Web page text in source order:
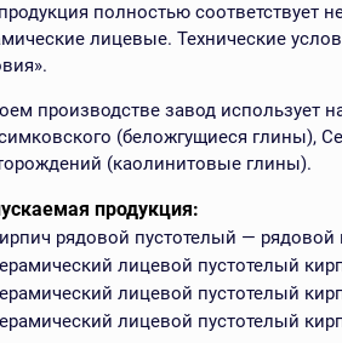
полностью
лицевые. Технические
производстве завод использует
(беложгущиеся глины),
(каолинитовые глины).
продукция:
рядовой пустотелый — рядовой
лицевой пустотелый
лицевой пустотелый
лицевой пустотелый